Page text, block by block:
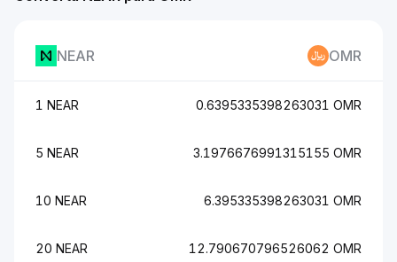
NEAR OMR
1 NEAR 0.6395335398263031 OMR
5 NEAR 3.1976676991315155 OMR
10 NEAR 6.395335398263031 OMR
20 NEAR 12.790670796526062 OMR